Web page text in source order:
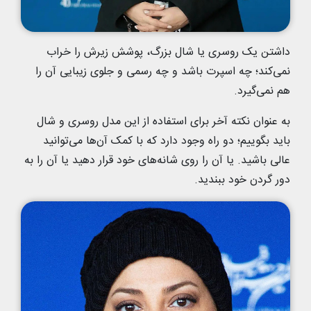
داشتن یک روسری یا شال بزرگ، پوشش زیرش را خراب
نمی‌کند؛ چه اسپرت باشد و چه رسمی و جلوی زیبایی آن را
هم نمی‌گیرد.
به عنوان نکته آخر برای استفاده از این مدل روسری و شال
باید بگوییم؛ دو راه وجود دارد که با کمک آن‌ها می‌توانید
عالی باشید. یا آن را روی شانه‌های خود قرار دهید یا آن را به
دور گردن خود ببندید.